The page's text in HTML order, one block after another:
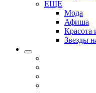
ЕЩЕ
Мода
Афиша
Красота
Звезды